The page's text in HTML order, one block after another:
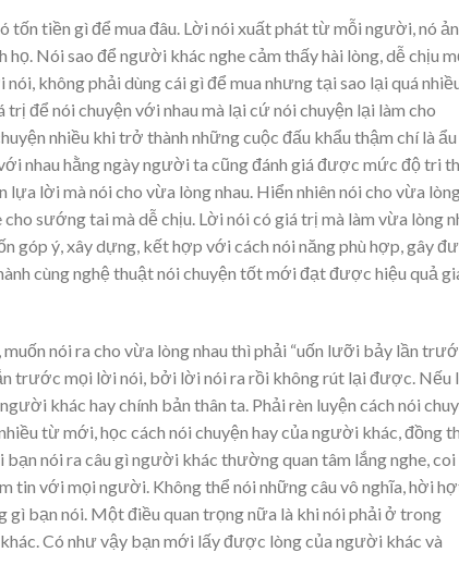
tốn tiền gì để mua đâu. Lời nói xuất phát từ mỗi người, nó
Nói sao để người khác nghe cảm thấy hài lòng, dễ chịu
không phải dùng cái gì để mua nhưng tại sao lại quá
để nói chuyện với nhau mà lại cứ nói chuyện lại làm cho
nhiều khi trở thành những cuộc đấu khẩu thậm chí là
nhau hằng ngày người ta cũng đánh giá được mức độ tri
lựa lời mà nói cho vừa lòng nhau. Hiển nhiên nói cho vừa
sướng tai mà dễ chịu. Lời nói có giá trị mà làm vừa lòng
góp ý, xây dựng, kết hợp với cách nói năng phù hợp, gây
cùng nghệ thuật nói chuyện tốt mới đạt được hiệu quả
nói ra cho vừa lòng nhau thì phải “uốn lưỡi bảy lần
trước mọi lời nói, bởi lời nói ra rồi không rút lại được. Nếu
khác hay chính bản thân ta. Phải rèn luyện cách nói
từ mới, học cách nói chuyện hay của người khác, đồng
nói ra câu gì người khác thường quan tâm lắng nghe, coi
với mọi người. Không thể nói những câu vô nghĩa, hời
gì bạn nói. Một điều quan trọng nữa là khi nói phải ở trong
Có như vậy bạn mới lấy được lòng của người khác và